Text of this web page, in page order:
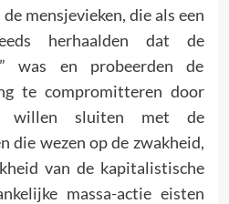
mensjevieken, die als een
herhaalden dat de
was en probeerden de
te compromitteren door
willen sluiten met de
die wezen op de zwakheid,
van de kapitalistische
massa-actie eisten